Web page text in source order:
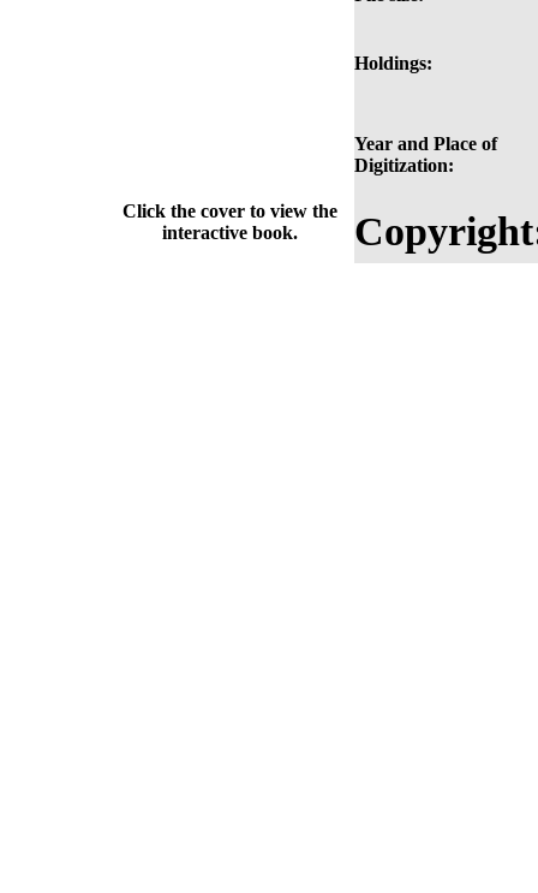
Holdings:
Year and Place of
Digitization:
Click the cover to view the
interactive book.